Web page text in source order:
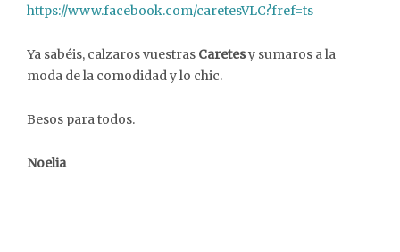
https://www.facebook.com/caretesVLC?fref=ts
Ya sabéis, calzaros vuestras Caretesy sumaros a la
moda de la comodidad y lo chic.
Besos para todos.
Noelia